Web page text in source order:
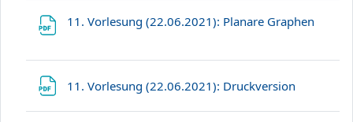
11. Vorlesung (22.06.2021): Planare Graphen
11. Vorlesung (22.06.2021): Druckversion